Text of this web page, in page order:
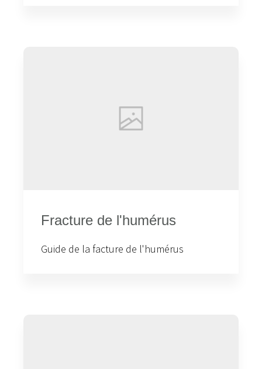
Fracture de l'humérus
Guide de la facture de l'humérus